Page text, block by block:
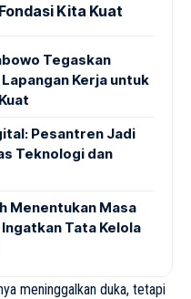
Fondasi Kita Kuat
Tegaskan
Kerja untuk
Pesantren Jadi
Teknologi dan
Menentukan Masa
Ingatkan Tata Kelola
meninggalkan duka, tetapi